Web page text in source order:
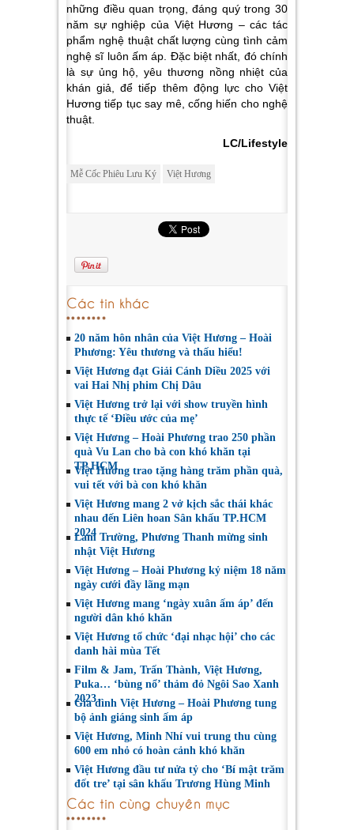
những điều quan trọng, đáng quý trong 30
năm sự nghiệp của Việt Hương – các tác
phẩm nghệ thuật chất lượng cùng tình cảm
nghệ sĩ luôn ấm áp. Đặc biệt nhất, đó chính
là sự ủng hộ, yêu thương nồng nhiệt của
khán giả, để tiếp thêm động lực cho Việt
Hương tiếp tục say mê, cống hiến cho nghệ
thuật.
LC/Lifestyle
Mễ Cốc Phiêu Lưu Ký Việt Hương
Các tin khác
20 năm hôn nhân của Việt Hương – Hoài
Phương: Yêu thương và thấu hiểu!
Việt Hương đạt Giải Cánh Diều 2025 với
vai Hai Nhị phim Chị Dâu
Việt Hương trở lại với show truyền hình
thực tế ‘Điều ước của mẹ’
Việt Hương – Hoài Phương trao 250 phần
quà Vu Lan cho bà con khó khăn tại
TP.HCM
Việt Hương trao tặng hàng trăm phần quà,
vui tết với bà con khó khăn
Việt Hương mang 2 vở kịch sắc thái khác
nhau đến Liên hoan Sân khấu TP.HCM
2024
Lam Trường, Phương Thanh mừng sinh
nhật Việt Hương
Việt Hương – Hoài Phương kỷ niệm 18 năm
ngày cưới đầy lãng mạn
Việt Hương mang ‘ngày xuân ấm áp’ đến
người dân khó khăn
Việt Hương tổ chức ‘đại nhạc hội’ cho các
danh hài mùa Tết
Film & Jam, Trấn Thành, Việt Hương,
Puka… ‘bùng nổ’ thảm đỏ Ngôi Sao Xanh
2023
Gia đình Việt Hương – Hoài Phương tung
bộ ảnh giáng sinh ấm áp
Việt Hương, Minh Nhí vui trung thu cùng
600 em nhỏ có hoàn cảnh khó khăn
Việt Hương đầu tư nửa tỷ cho ‘Bí mật trăm
đốt tre’ tại sân khấu Trương Hùng Minh
Các tin cùng chuyên mục